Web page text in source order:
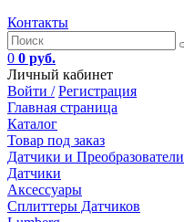
Контакты
0 0 руб.
Личный кабинет
Войти / Регистрация
Главная страница
Каталог
Товар под заказ
Датчики и Преобразователи
Датчики
Аксессуары
Сплиттеры Датчиков